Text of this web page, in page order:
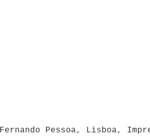
Pessoa, Lisboa,